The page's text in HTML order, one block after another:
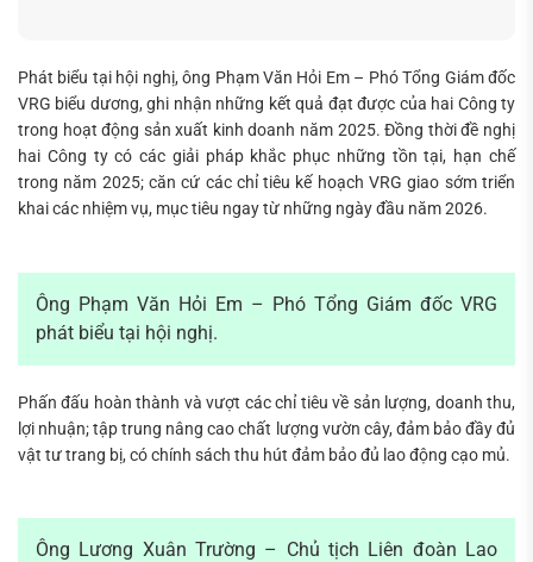
Phát biểu tại hội nghị, ông Phạm Văn Hỏi Em – Phó Tổng Giám đốc
VRG biểu dương, ghi nhận những kết quả đạt được của hai Công ty
trong hoạt động sản xuất kinh doanh năm 2025. Đồng thời đề nghị
hai Công ty có các giải pháp khắc phục những tồn tại, hạn chế
trong năm 2025; căn cứ các chỉ tiêu kế hoạch VRG giao sớm triển
khai các nhiệm vụ, mục tiêu ngay từ những ngày đầu năm 2026.
Ông Phạm Văn Hỏi Em – Phó Tổng Giám đốc VRG
phát biểu tại hội nghị.
Phấn đấu hoàn thành và vượt các chỉ tiêu về sản lượng, doanh thu,
lợi nhuận; tập trung nâng cao chất lượng vườn cây, đảm bảo đầy đủ
vật tư trang bị, có chính sách thu hút đảm bảo đủ lao động cạo mủ.
Ông Lương Xuân Trường – Chủ tịch Liên đoàn Lao